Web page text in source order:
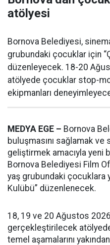
atölyesi
Bornova Belediyesi,
grubundaki çocuklar için
düzenleyecek. 18-20
atölyede çocuklar stop-
ekipmanları
MEDYA EGE – Bornova
buluşmasını sağlamak
geliştirmek amacıyla yeni
Bornova Belediyesi Film
yaş grubundaki çocuklara
Kulübü” düzenlenecek.
18, 19 ve 20 Ağustos
gerçekleştirilecek atölyede
temel aşamalarını